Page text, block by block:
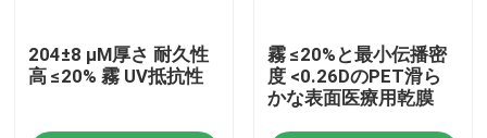
医学の乾燥したフィルム
204±8 μM厚さ 耐久性
高 ≤20% 霧 UV抵抗性
霧 ≤20%と最小伝播密
度 <0.26DのPET滑ら
かな表面医療用乾膜